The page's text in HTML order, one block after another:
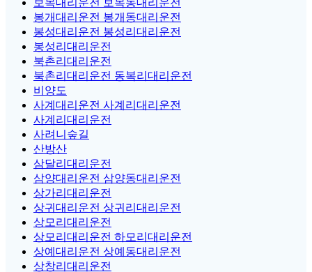
봉개대리운전 봉개동대리운전
봉성대리운전 봉성리대리운전
봉성리대리운전
북촌리대리운전
북촌리대리운전 동복리대리운전
비양도
사계대리운전 사계리대리운전
사계리대리운전
사려니숲길
산방산
삼달리대리운전
삼양대리운전 삼양동대리운전
상가리대리운전
상귀대리운전 상귀리대리운전
상모리대리운전
상모리대리운전 하모리대리운전
상예대리운전 상예동대리운전
상창리대리운전